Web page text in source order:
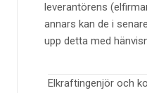
leverantörens
annars kan de i
upp detta med
Elkraftingenjör och